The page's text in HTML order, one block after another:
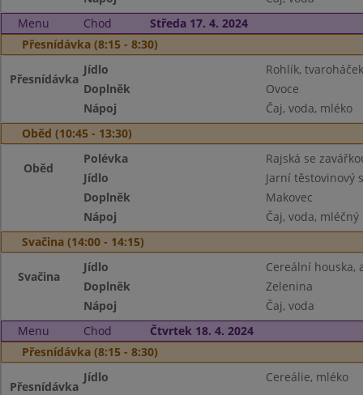
Menu
Chod
Středa 17. 4. 2024
Přesnídávka (8:15 - 8:30)
Přesnídávka
Jídlo
Rohlík, tvaroháček
Doplněk
Ovoce
Nápoj
Čaj, voda, mléko
Oběd (10:45 - 13:30)
Oběd
Polévka
Rajská se
Jídlo
Jarní těstovinový
Doplněk
Makovec
Nápoj
Čaj, voda,
Svačina (14:00 - 14:15)
Svačina
Jídlo
Cereální houska,
Doplněk
Zelenina
Nápoj
Čaj, voda
Menu
Chod
Čtvrtek 18. 4. 2024
Přesnídávka (8:15 - 8:30)
Přesnídávka
Jídlo Cereálie, mléko